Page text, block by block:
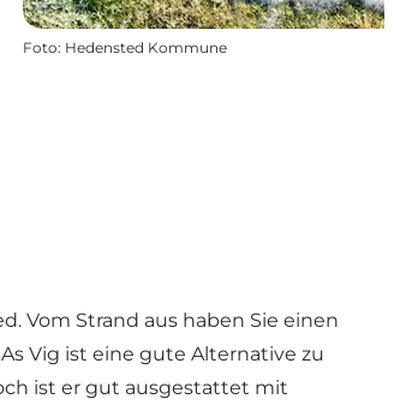
Foto: Hedensted Kommune
Vom Strand aus haben Sie einen
Vig ist eine gute Alternative zu
ist er gut ausgestattet mit